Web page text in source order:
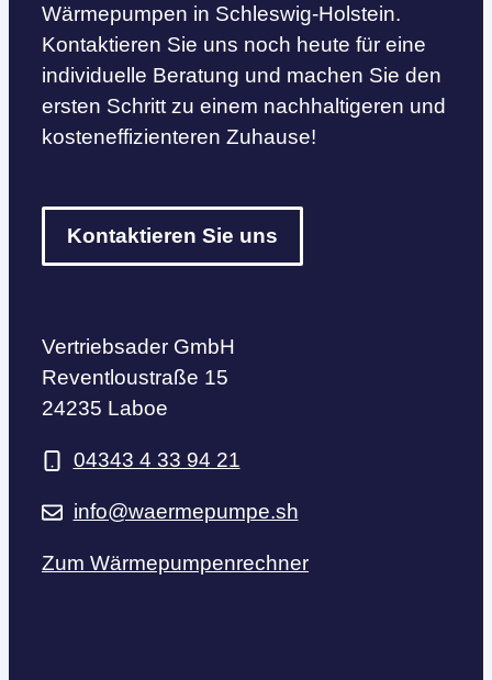
Wärmepumpen in Schleswig-Holstein.
Kontaktieren Sie uns noch heute für eine
individuelle Beratung und machen Sie den
ersten Schritt zu einem nachhaltigeren und
kosteneffizienteren Zuhause!
Kontaktieren Sie uns
Vertriebsader GmbH
Reventloustraße 15
24235 Laboe
04343 4 33 94 21
info@waermepumpe.sh
Zum Wärmepumpenrechner